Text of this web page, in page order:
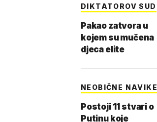
DIKTATOROV SUD
Pakao zatvora u
kojem su mučena
djeca elite
NEOBIČNE NAVIKE
Postoji 11 stvari o
Putinu koje